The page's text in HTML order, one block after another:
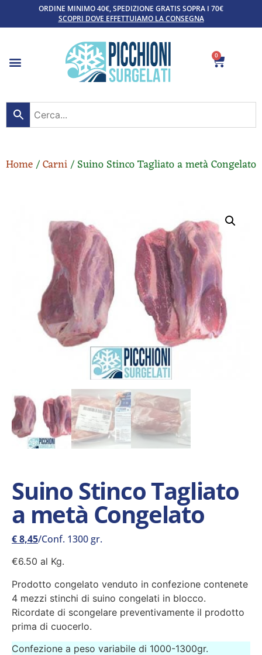
ORDINE MINIMO 40€, SPEDIZIONE GRATIS SOPRA I 70€
SCOPRI DOVE EFFETTUIAMO LA CONSEGNA
0
Home/Carni/ Suino Stinco Tagliato a metà Congelato
Suino Stinco Tagliato
a metà Congelato
€8,45/Conf. 1300 gr.
€6.50 al Kg.
Prodotto congelato venduto in confezione contenete
4 mezzi stinchi di suino congelati in blocco.
Ricordate di scongelare preventivamente il prodotto
prima di cuocerlo.
Confezione a peso variabile di 1000-1300gr.